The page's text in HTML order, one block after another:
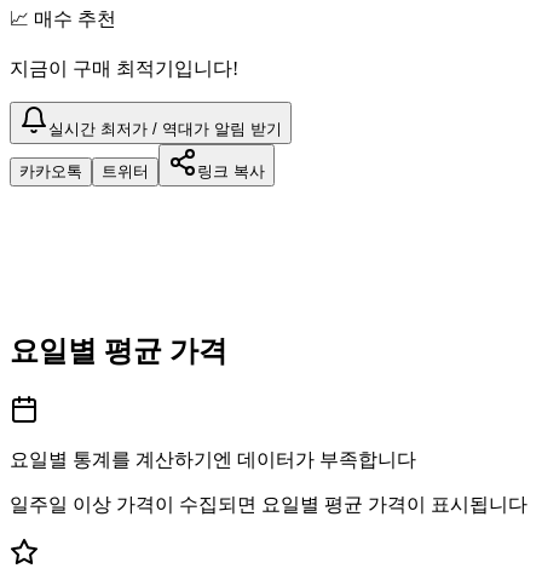
📈 매수 추천
지금이 구매 최적기입니다!
실시간 최저가 / 역대가 알림 받기
카카오톡 트위터 링크 복사
요일별 평균 가격
요일별 통계를 계산하기엔 데이터가 부족합니다
일주일 이상 가격이 수집되면 요일별 평균 가격이 표시됩니다